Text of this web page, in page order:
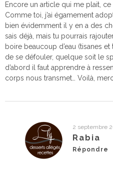
Encore un article qui me plait,
Comme toi, j’ai égamement
bien évidemment il y en a des
sais déjà, mais tu pourrais
boire beaucoup d’eau (tisanes
de se défouler, quelque soit le
d’abord il faut apprendre à
corps nous transmet… Voilà,
2 septembre
Rabia
Répondre